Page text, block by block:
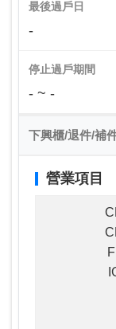
最後過戶日
-
停止過戶期間
- ~ -
下興櫃/退件/補
營業項目